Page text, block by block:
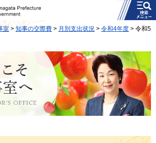
メニュー
室> 知事の交際費 > 月別支出状況 > 令和4年度 > 令和5